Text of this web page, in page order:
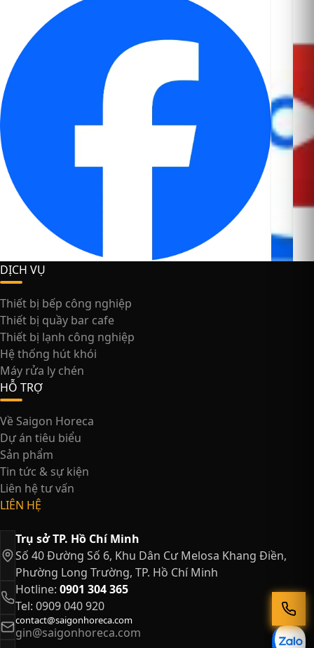
DỊCH VỤ
Thiết bị bếp công nghiệp
Thiết bị quầy bar cafe
Thiết bị lạnh công nghiệp
Hệ thống hút khói
Máy rửa ly chén
HỖ TRỢ
Về Saigon Horeca
Dự án tiêu biểu
Sản phẩm
Tin tức & sự kiện
Liên hệ tư vấn
LIÊN HỆ
Trụ sở TP. Hồ Chí Minh
Số 40 Đường Số 6, Khu Dân Cư Melosa Khang Điền,
Phường Long Trường, TP. Hồ Chí Minh
Hotline: 0901 304 365
Tel: 0909 040 920
contact@saigonhoreca.com
gin@saigonhoreca.com